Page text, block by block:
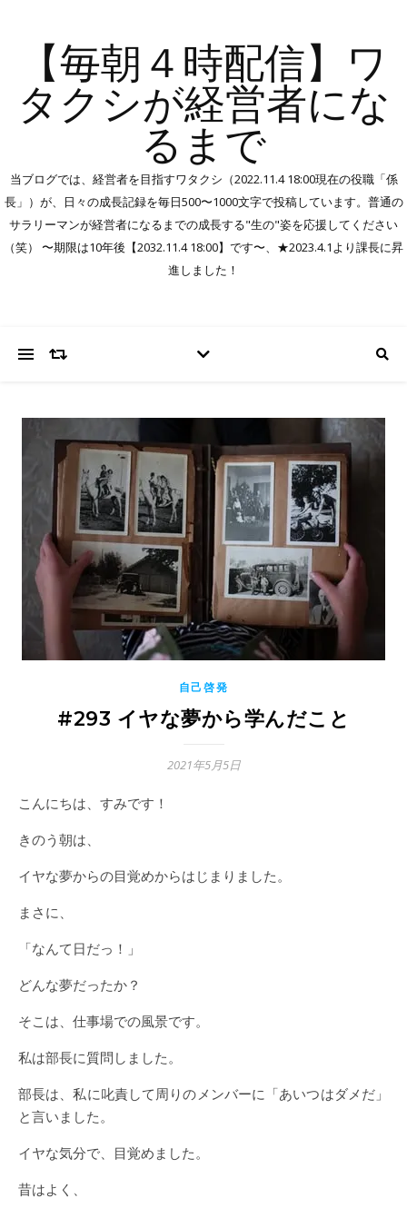
【毎朝４時配信】ワ
タクシが経営者にな
るまで
当ブログでは、経営者を目指すワタクシ（2022.11.4 18:00現在の役職「係
長」）が、日々の成長記録を毎日500〜1000文字で投稿しています。普通の
サラリーマンが経営者になるまでの成長する"生の"姿を応援してください
（笑） 〜期限は10年後【2032.11.4 18:00】です〜、★2023.4.1より課長に昇
進しました！
自己啓発
#293 イヤな夢から学んだこと
2021年5月5日
こんにちは、すみです！
きのう朝は、
イヤな夢からの目覚めからはじまりました。
まさに、
「なんて日だっ！」
どんな夢だったか？
そこは、仕事場での風景です。
私は部長に質問しました。
部長は、私に叱責して周りのメンバーに「あいつはダメだ」
と言いました。
イヤな気分で、目覚めました。
昔はよく、